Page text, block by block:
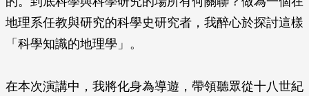
地理系任教與研究的科學史研究者，我醉心於探討這樣
「科學知識的地理學」。
在本次演講中，我將化身為導遊，帶領聽眾從十八世紀